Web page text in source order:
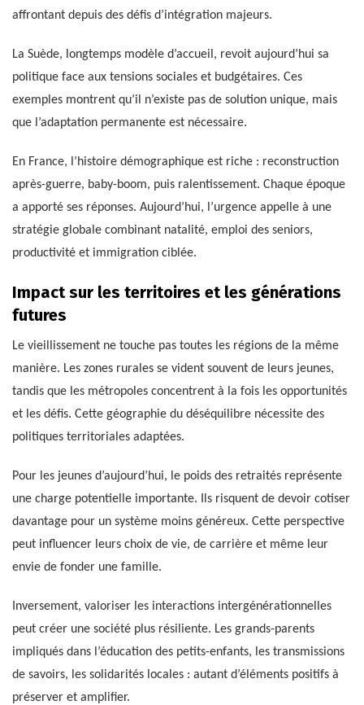
affrontant depuis des défis d’intégration majeurs.
La Suède, longtemps modèle d’accueil, revoit aujourd’hui sa
politique face aux tensions sociales et budgétaires. Ces
exemples montrent qu’il n’existe pas de solution unique, mais
que l’adaptation permanente est nécessaire.
En France, l’histoire démographique est riche : reconstruction
après-guerre, baby-boom, puis ralentissement. Chaque époque
a apporté ses réponses. Aujourd’hui, l’urgence appelle à une
stratégie globale combinant natalité, emploi des seniors,
productivité et immigration ciblée.
Impact sur les territoires et les générations
futures
Le vieillissement ne touche pas toutes les régions de la même
manière. Les zones rurales se vident souvent de leurs jeunes,
tandis que les métropoles concentrent à la fois les opportunités
et les défis. Cette géographie du déséquilibre nécessite des
politiques territoriales adaptées.
Pour les jeunes d’aujourd’hui, le poids des retraités représente
une charge potentielle importante. Ils risquent de devoir cotiser
davantage pour un système moins généreux. Cette perspective
peut influencer leurs choix de vie, de carrière et même leur
envie de fonder une famille.
Inversement, valoriser les interactions intergénérationnelles
peut créer une société plus résiliente. Les grands-parents
impliqués dans l’éducation des petits-enfants, les transmissions
de savoirs, les solidarités locales : autant d’éléments positifs à
préserver et amplifier.